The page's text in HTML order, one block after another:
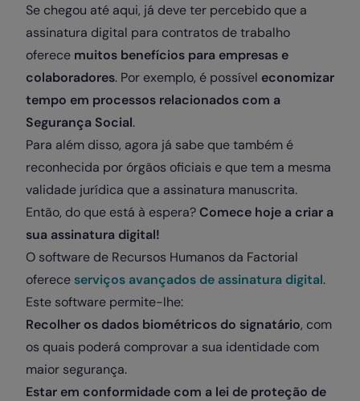
Se chegou até aqui, já deve ter percebido que a
assinatura digital para contratos de trabalho
oferece muitos benefícios para empresas e
colaboradores. Por exemplo, é possível economizar
tempo em processos relacionados com a
Segurança Social.
Para além disso, agora já sabe que também é
reconhecida por órgãos oficiais e que tem a mesma
validade jurídica que a assinatura manuscrita.
Então, do que está à espera?Comece hoje a criar a
sua assinatura digital!
O software de Recursos Humanos da Factorial
oferece serviços avançados de assinatura digital.
Este software permite-lhe:
Recolher os dados biométricos do signatário, com
os quais poderá comprovar a sua identidade com
maior segurança.
Estar em conformidade com a lei de proteção de